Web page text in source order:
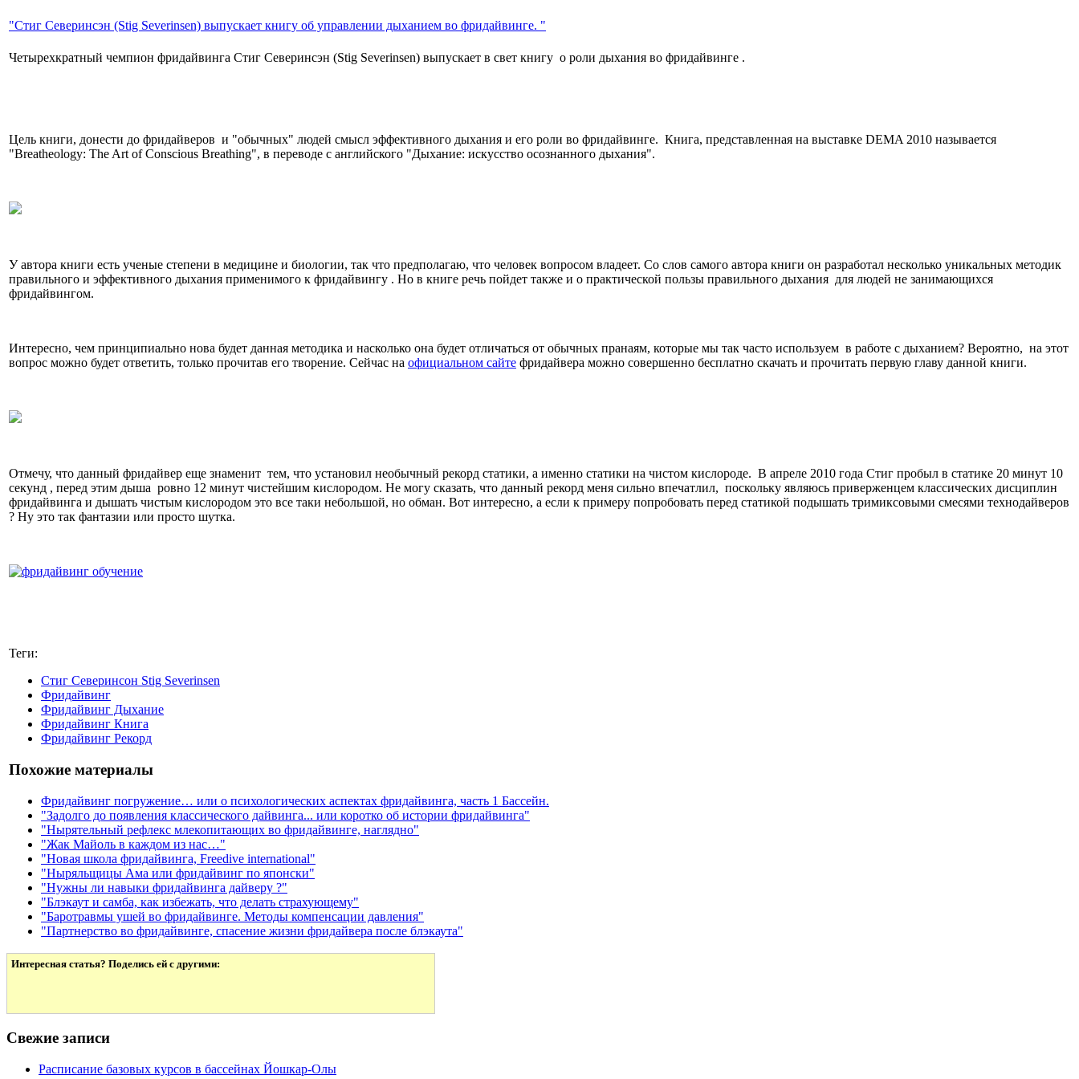
"Стиг Северинсэн (Stig Severinsen) выпускает книгу об управлении дыханием во фридайвинге. "
Четырехкратный чемпион фридайвинга Стиг Северинсэн (Stig Severinsen) выпускает в свет книгу о роли дыхания во фридайвинге .
Цель книги, донести до фридайверов и "обычных" людей смысл эффективного дыхания и его роли во фридайвинге. Книга, представленная на выставке DEMA 2010 называется
"Breatheology: The Art of Conscious Breathing", в переводе с английского "Дыхание: искусство осознанного дыхания".
У автора книги есть ученые степени в медицине и биологии, так что предполагаю, что человек вопросом владеет. Со слов самого автора книги он разработал несколько уникальных методик
правильного и эффективного дыхания применимого к фридайвингу . Но в книге речь пойдет также и о практической пользы правильного дыхания для людей не занимающихся
фридайвингом.
Интересно, чем принципиально нова будет данная методика и насколько она будет отличаться от обычных пранаям, которые мы так часто используем в работе с дыханием? Вероятно, на этот
вопрос можно будет ответить, только прочитав его творение. Сейчас на официальном сайте фридайвера можно совершенно бесплатно скачать и прочитать первую главу данной книги.
Отмечу, что данный фридайвер еще знаменит тем, что установил необычный рекорд статики, а именно статики на чистом кислороде. В апреле 2010 года Стиг пробыл в статике 20 минут 10
секунд , перед этим дыша ровно 12 минут чистейшим кислородом. Не могу сказать, что данный рекорд меня сильно впечатлил, поскольку являюсь приверженцем классических дисциплин
фридайвинга и дышать чистым кислородом это все таки небольшой, но обман. Вот интересно, а если к примеру попробовать перед статикой подышать тримиксовыми смесями технодайверов
? Ну это так фантазии или просто шутка.
Теги:
Стиг Северинсон Stig Severinsen
Фридайвинг
Фридайвинг Дыхание
Фридайвинг Книга
Фридайвинг Рекорд
Похожие материалы
Фридайвинг погружение… или о психологических аспектах фридайвинга, часть 1 Бассейн.
"Задолго до появления классического дайвинга... или коротко об истории фридайвинга"
"Нырятельный рефлекс млекопитающих во фридайвинге, наглядно"
"Жак Майоль в каждом из нас…"
"Новая школа фридайвинга, Freedive international"
"Ныряльщицы Ама или фридайвинг по японски"
"Нужны ли навыки фридайвинга дайверу ?"
"Блэкаут и самба, как избежать, что делать страхующему"
"Баротравмы ушей во фридайвинге. Методы компенсации давления"
"Партнерство во фридайвинге, спасение жизни фридайвера после блэкаута"
Интересная статья? Поделись ей с другими:
Свежие записи
Расписание базовых курсов в бассейнах Йошкар-Олы